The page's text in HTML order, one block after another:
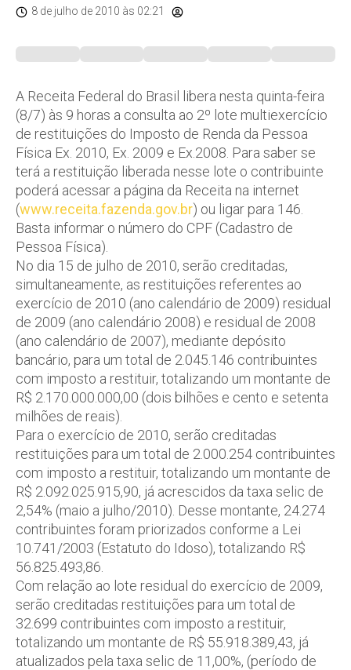
8 de julho de 2010 às 02:21
A Receita Federal do Brasil libera nesta quinta-feira
(8/7) às 9 horas a consulta ao 2º lote multiexercício
de restituições do Imposto de Renda da Pessoa
Física Ex. 2010, Ex. 2009 e Ex.2008. Para saber se
terá a restituição liberada nesse lote o contribuinte
poderá acessar a página da Receita na internet
(www.receita.fazenda.gov.br) ou ligar para 146.
Basta informar o número do CPF (Cadastro de
Pessoa Física).
No dia 15 de julho de 2010, serão creditadas,
simultaneamente, as restituições referentes ao
exercício de 2010 (ano calendário de 2009) residual
de 2009 (ano calendário 2008) e residual de 2008
(ano calendário de 2007), mediante depósito
bancário, para um total de 2.045.146 contribuintes
com imposto a restituir, totalizando um montante de
R$ 2.170.000.000,00 (dois bilhões e cento e setenta
milhões de reais).
Para o exercício de 2010, serão creditadas
restituições para um total de 2.000.254 contribuintes
com imposto a restituir, totalizando um montante de
R$ 2.092.025.915,90, já acrescidos da taxa selic de
2,54% (maio a julho/2010). Desse montante, 24.274
contribuintes foram priorizados conforme a Lei
10.741/2003 (Estatuto do Idoso), totalizando R$
56.825.493,86.
Com relação ao lote residual do exercício de 2009,
serão creditadas restituições para um total de
32.699 contribuintes com imposto a restituir,
totalizando um montante de R$ 55.918.389,43, já
atualizados pela taxa selic de 11,00%, (período de